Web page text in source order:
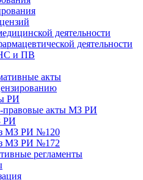
деятельности
деятельности
и ПВ
акты
РИ
правовые акты МЗ РИ
РИ
МЗ РИ №120
МЗ РИ №172
регламенты